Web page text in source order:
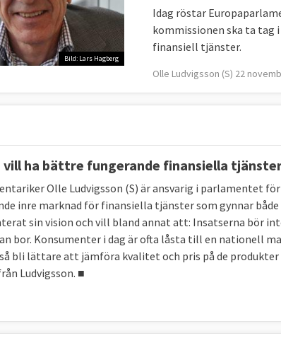
Bild: Lars Hagberg
Idag röstar
kommissionen ska ta tag
finansiell tjänster.
Olle Ludvigsson (S) 22
vill ha bättre fungerande finansiella
Olle Ludvigsson (S) är ansvarig i parlamentet
inre marknad för finansiella tjänster som gynnar
sin vision och vill bland annat att: Insatserna bör
bor. Konsumenter i dag är ofta låsta till en nationell
bli lättare att jämföra kvalitet och pris på de
Ludvigsson. ■